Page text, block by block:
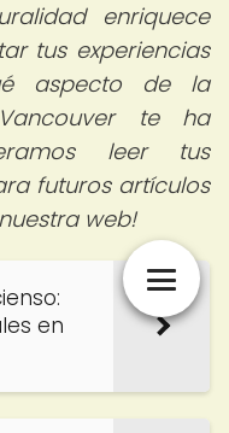
enriquece
tus experiencias
aspecto de la
te ha
leer tus
futuros artículos
web!
en